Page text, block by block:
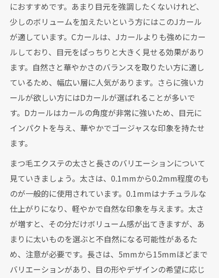
におすすめです。あまり目元を強調したくないけれど、
少しのボリュームを加えたいという方にはこのJカール
が適しています。Cカールは、Jカールよりも強めにカー
ルしており、目元をぱっちりと大きく見せる効果があり
ます。自然さと華やかさのバランスを取りたい方に適し
ているため、幅広い層に人気があります。さらに強いカ
ールが欲しい方にはDカールが選ばれることが多いで
す。Dカールはカールの角度が非常に強いため、目元に
インパクトを与え、華やかでゴージャスな印象を持たせ
ます。
まつ毛エクステの太さと長さのバリエーションについて
見ていきましょう。太さは、0.1mmから0.2mm程度のも
のが一般的に使用されています。0.1mmはナチュラルな
仕上がりになり、軽やかで自然な印象を与えます。太さ
が増すと、その分だけボリューム感が出てきますが、あ
まりに太いものを選ぶと不自然になる可能性があるた
め、注意が必要です。長さは、5mmから15mmほどまで
バリエーションがあり、目の形やデザインの希望に応じ